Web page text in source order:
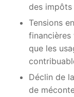
des
Tensions
que les
Déclin de
de